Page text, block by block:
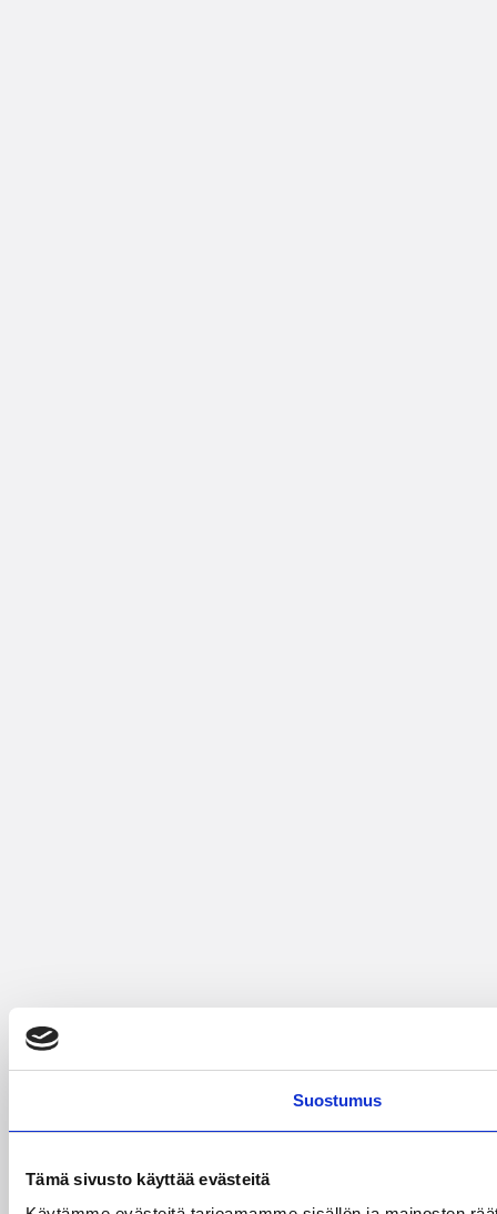
Suostumus
Tämä sivusto käyttää evästeitä